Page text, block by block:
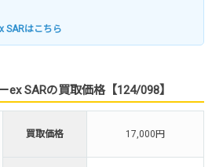
SARはこちら
ex SARの買取価格【124/098】
買取価格 17,000円